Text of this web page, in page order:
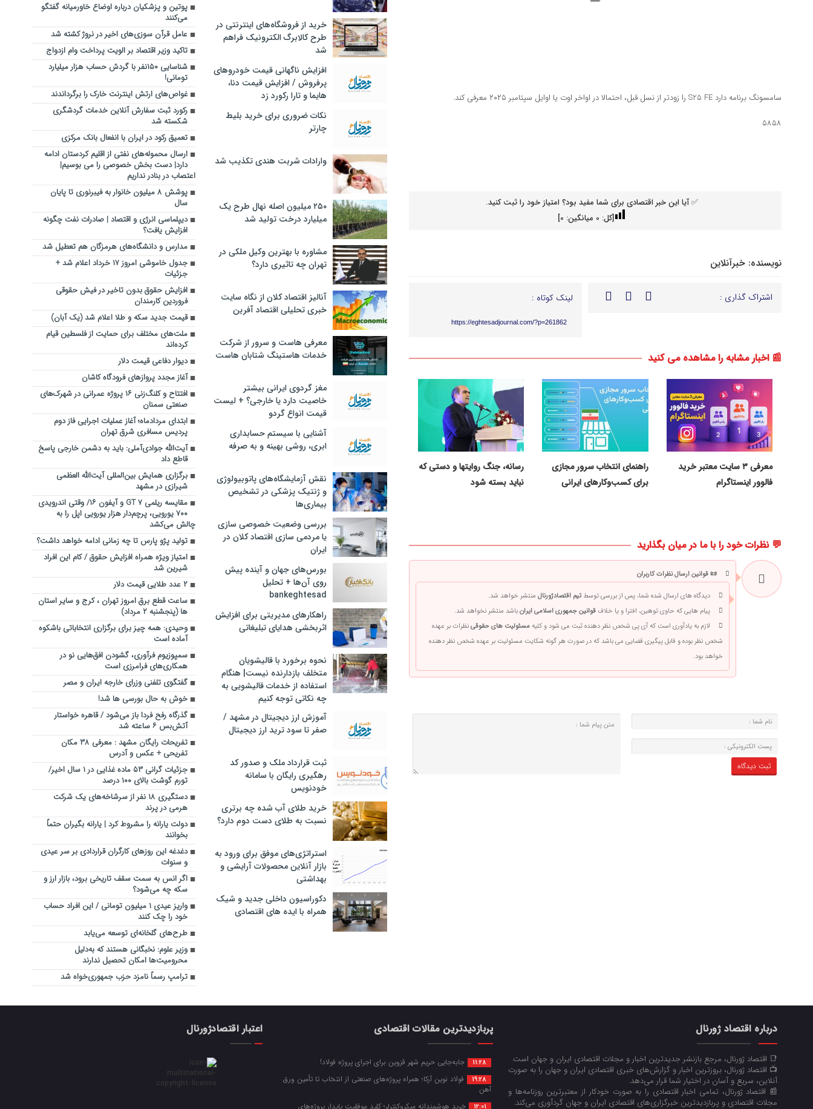
سامسونگ برنامه دارد S25 FE را زودتر از نسل قبل، احتمالا در اواخر اوت یا اوایل سپتامبر ۲۰۲۵ معرفی کند.
۵۸۵۸
✅ آیا این خبر اقتصادی برای شما مفید بود؟ امتیاز خود را ثبت کنید.
[کل: 0 میانگین: 0
]
نویسنده: خبرآنلاین
اشتراک گذاری : لینک کوتاه :
https://eghtesadjournal.com/?p=261862
📰 اخبار مشابه را مشاهده می کنید
معرفی ۳ سایت معتبر خرید
فالوور اینستاگرام
راهنمای انتخاب سرور مجازی
برای کسب‌وکارهای ایرانی
رسانه، جنگ روایتها و دستی که
نباید بسته شود
💬 نظرات خود را با ما در میان بگذارید
📜 قوانین ارسال نظرات کاربران
دیدگاه های ارسال شده شما، پس از بررسی توسط تیم اقتصادژورنال منتشر خواهد شد.
پیام هایی که حاوی توهین، افترا و یا خلاف قوانین جمهوری اسلامی ایرانباشد منتشر نخواهد شد.
لازم به یادآوری است که آی پی شخص نظر دهنده ثبت می شود و کلیه مسئولیت های حقوقینظرات بر عهده
شخص نظر بوده و قابل پیگیری قضایی می باشد که در صورت هر گونه شکایت مسئولیت بر عهده شخص نظر دهنده
خواهد بود.
خرید از فروشگاه‌های اینترنتی در
طرح کالابرگ الکترونیک فراهم
شد
افزایش ناگهانی قیمت خودروهای
پرفروش / افزایش قیمت دنا،
هایما و تارا رکورد زد
نکات ضروری برای خرید بلیط
چارتر
وارادات شربت هندی تکذیب شد
۲۵۰ میلیون اصله نهال طرح یک
میلیارد درخت تولید شد
مشاوره با بهترین وکیل ملکی در
تهران چه تاثیری دارد؟
آنالیز اقتصاد کلان از نگاه سایت
خبری تحلیلی اقتصاد آفرین
معرفی هاست و سرور از شرکت
خدمات هاستینگ شتابان هاست
مغز گردوی ایرانی بیشتر
خاصیت دارد یا خارجی؟ + لیست
قیمت انواع گردو
آشنایی با سیستم حسابداری
ابری، روشی بهینه و به صرفه
نقش آزمایشگاه‌های پاتوبیولوژی
و ژنتیک پزشکی در تشخیص
بیماری‌ها
بررسی وضعیت خصوصی سازی
یا مردمی سازی اقتصاد کلان در
ایران
بورس‌های جهان و آینده پیش
روی آن‌ها + تحلیل
bankeghtesad
راهکارهای مدیریتی برای افزایش
اثربخشی هدایای تبلیغاتی
نحوه برخورد با قالیشویان
متخلف بازدارنده نیست| هنگام
استفاده از خدمات قالیشویی به
چه نکاتی توجه کنیم
آموزش ارز دیجیتال در مشهد /
صفر تا سود ترید ارز دیجیتال
ثبت قرارداد ملک و صدور کد
رهگیری رایگان با سامانه
خودنویس
خرید طلای آب شده چه برتری
نسبت به طلای دست دوم دارد؟
استراتژی‌های موفق برای ورود به
بازار آنلاین محصولات آرایشی و
بهداشتی
دکوراسیون داخلی جدید و شیک
همراه با ایده های اقتصادی
پوتین و پزشکیان درباره اوضاع خاورمیانه گفتگو
می‌کنند
عامل قرآن سوزی‌های اخیر در نروژ کشته شد
تاکید وزیر اقتصاد بر الویت پرداخت وام ازدواج
شناسایی ۱۵۰نفر با گردش حساب هزار میلیارد
تومانی!
غواص‌های ارتش اینترنت خارک را برگرداندند
رکورد ثبت سفارش آنلاین خدمات گردشگری
شکسته شد
تعمیق رکود در ایران با انفعال بانک مرکزی
ارسال محموله‌های نفتی از اقلیم کردستان ادامه
دارد| دست بخش خصوصی را می بوسیم|
اعتصاب در بنادر نداریم
پوشش ۸ میلیون خانوار به فیبرنوری تا پایان
سال
دیپلماسی انرژی و اقتصاد | صادرات نفت چگونه
افزایش یافت؟
مدارس‌ و دانشگاه‌های هرمزگان هم تعطیل شد‌
جدول خاموشی امروز ۱۷ خرداد اعلام شد +
جزئیات
افزایش حقوق بدون تاخیر در فیش حقوقی
فروردین کارمندان
قیمت جدید سکه و طلا اعلام شد (یک آبان)
ملت‌های مختلف برای حمایت از فلسطین قیام
کرده‌اند
دیوار دفاعی قیمت دلار
آغاز مجدد پروازهای فرودگاه کاشان
افتتاح و کلنگ‌زنی ۱۶ پروژه عمرانی در شهرک‌های
صنعتی سمنان
ابتدای مردادماه؛ آغاز عملیات اجرایی فاز دوم
پردیس مسافری شرق تهران
‌آیت‌الله جوادی‌آملی:‌ ‌باید به دشمن خارجی ‌پاسخ
قاطع ‌داد
برگزاری همایش بین‌المللی آیت‌الله العظمی
شیرازی در مشهد
مقایسه ریلمی GT ۷ و آیفون ۱۶/ وقتی اندرویدی
۷۰۰ یورویی، پرچم‌دار هزار یورویی اپل را به
چالش می‌کشد
تولید پژو پارس تا چه زمانی ادامه خواهد داشت؟
امتیاز ویژه همراه افزایش حقوق / کام این افراد
شیرین شد
۲ عدد طلایی قیمت دلار
ساعت قطع برق امروز تهران ، کرج و سایر استان
‌ها (پنجشنبه ۲ مرداد)
وحیدی: همه چیز برای برگزاری انتخاباتی باشکوه
آماده است
سمپوزیوم فرآوری، گشودن افق‌هایی نو در
همکاری‌های فرامرزی است
گفتگوی تلفنی وزرای خارجه ایران و مصر
خوش به حال بورسی ها شد!
گذرگاه رفح فردا باز می‌شود / قاهره خواستار
آتش‌بس ۶ ساعته شد
تفریحات رایگان مشهد : معرفی ۳۸ مکان
تفریحی + عکس و آدرس
جزئیات گرانی ۵۳ ماده غذایی در ۱ سال اخیر/
تورم گوشت بالای ۱۰۰ درصد
دستگیری ١٨ نفر از سرشاخه‌های یک شرکت
هرمی در پرند
دولت یارانه را مشروط کرد | یارانه بگیران حتماً
بخوانند
دغدغه این روزهای کارگران قراردادی بر سر عیدی
و سنوات
اگر انس به سمت سقف تاریخی برود، بازار ارز و
سکه چه می‌شود؟
واریز عیدی ۱ میلیون تومانی / این افراد حساب
خود را چک کنند
طرح‌های گلخانه‌ای توسعه می‌یابد
وزیر علوم: نخبگانی هستند که به‌دلیل
محرومیت‌ها امکان تحصیل ندارند
ترامپ رسماً نامزد حزب جمهوری‌خواه شد
درباره اقتصاد ژورنال
📑 اقتصاد ژورنال، مرجع بازنشر جدیدترین اخبار و مجلات اقتصادی ایران و جهان است.
📺 اقتصاد ژورنال، بروزترین اخبار و گزارش‌های خبری اقتصادی ایران و جهان را به صورت
آنلاین، سریع و آسان در اختیار شما قرار می‌‌دهد.
📰 اقتصاد ژورنال، تمامی اخبار اقتصادی را به صورت خودکار از معتبرترین روزنامه‌ها و
مجلات اقتصادی و پربازدیدترین خبرگزاری‌های اقتصادی ایران و جهان گردآوری می‌کند.
پربازدیدترین مقالات اقتصادی
11:28 جابه‌جایی حریم شهر قزوین برای اجرای پروژه فولاد!
19:28
فولاد نوین آرکا؛ همراه پروژه‌های صنعتی از انتخاب تا تأمین ورق
آهن
12:01 خرید هوشمندانه میکروکنترلر؛ کلید موفقیت پایدار پروژه‌های
اعتبار اقتصادژورنال